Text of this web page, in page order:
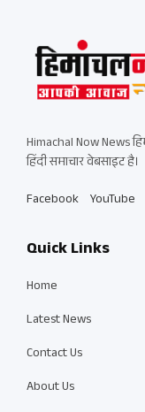
Himachal Now News
हिंदी समाचार वेबसाइट है।
Facebook YouTube
Quick Links
Home
Latest News
Contact Us
About Us